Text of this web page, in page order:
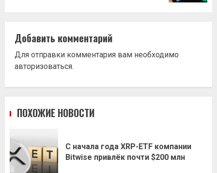
Добавить комментарий
Для отправки комментария вам необходимо
авторизоваться.
ПОХОЖИЕ НОВОСТИ
С начала года XRP-ETF компании
Bitwise привлёк почти $200 млн